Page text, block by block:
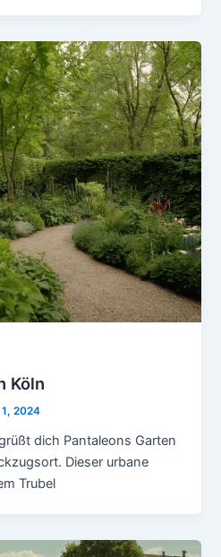
Köln
2024
dich Pantaleons Garten
Dieser urbane
Trubel